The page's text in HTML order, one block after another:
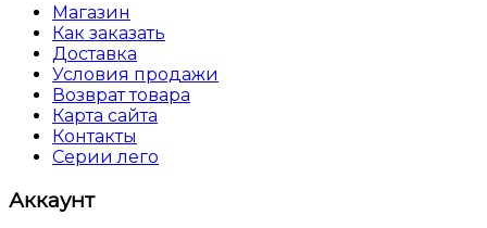
Магазин
Как заказать
Доставка
Условия продажи
Возврат товара
Карта сайта
Контакты
Серии лего
Аккаунт